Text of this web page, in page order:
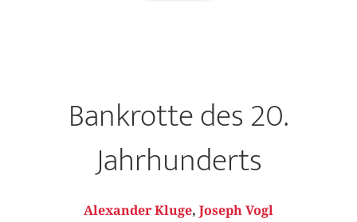
Bankrotte des 20.
Jahrhunderts
Alexander Kluge, Joseph Vogl